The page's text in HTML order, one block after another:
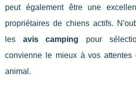
peut également être une
propriétaires de chiens actifs.
les avis camping pour
convienne le mieux à vos
animal.